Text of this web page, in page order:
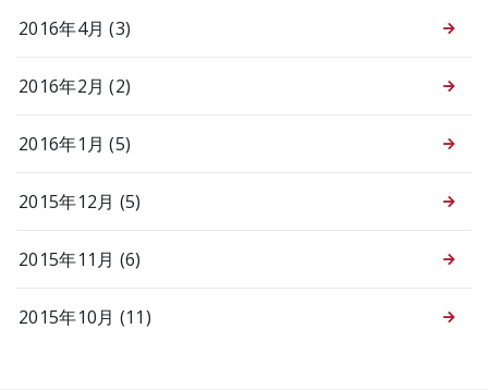
2016年4月 (3)
2016年2月 (2)
2016年1月 (5)
2015年12月 (5)
2015年11月 (6)
2015年10月 (11)